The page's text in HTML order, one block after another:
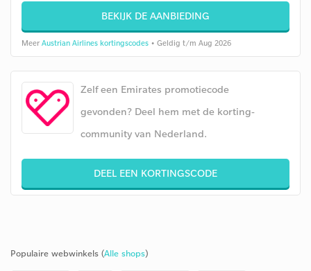
BEKIJK DE AANBIEDING
Meer Austrian Airlines kortingscodes • Geldig t/m Aug 2026
Zelf een Emirates promotiecode
gevonden? Deel hem met de korting-
community van Nederland.
DEEL EEN KORTINGSCODE
Populaire webwinkels (Alle shops)